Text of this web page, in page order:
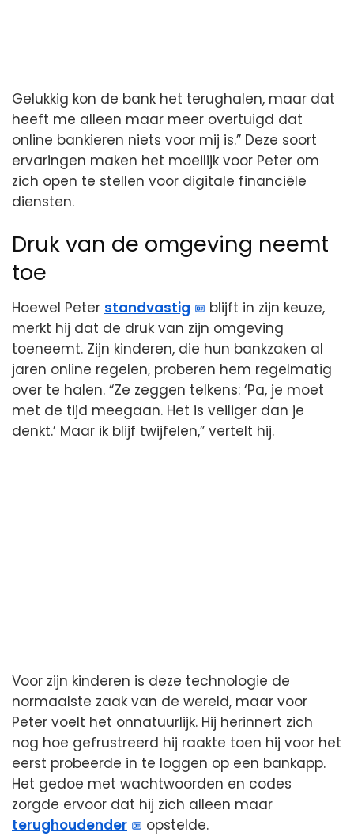
Gelukkig kon de bank het terughalen, maar dat
heeft me alleen maar meer overtuigd dat
online bankieren niets voor mij is.” Deze soort
ervaringen maken het moeilijk voor Peter om
zich open te stellen voor digitale financiële
diensten.
Druk van de omgeving neemt
toe
Hoewel Peter standvastig
blijft in zijn keuze,
merkt hij dat de druk van zijn omgeving
toeneemt. Zijn kinderen, die hun bankzaken al
jaren online regelen, proberen hem regelmatig
over te halen. “Ze zeggen telkens: ‘Pa, je moet
met de tijd meegaan. Het is veiliger dan je
denkt.’ Maar ik blijf twijfelen,” vertelt hij.
Voor zijn kinderen is deze technologie de
normaalste zaak van de wereld, maar voor
Peter voelt het onnatuurlijk. Hij herinnert zich
nog hoe gefrustreerd hij raakte toen hij voor het
eerst probeerde in te loggen op een bankapp.
Het gedoe met wachtwoorden en codes
zorgde ervoor dat hij zich alleen maar
terughoudender
opstelde.